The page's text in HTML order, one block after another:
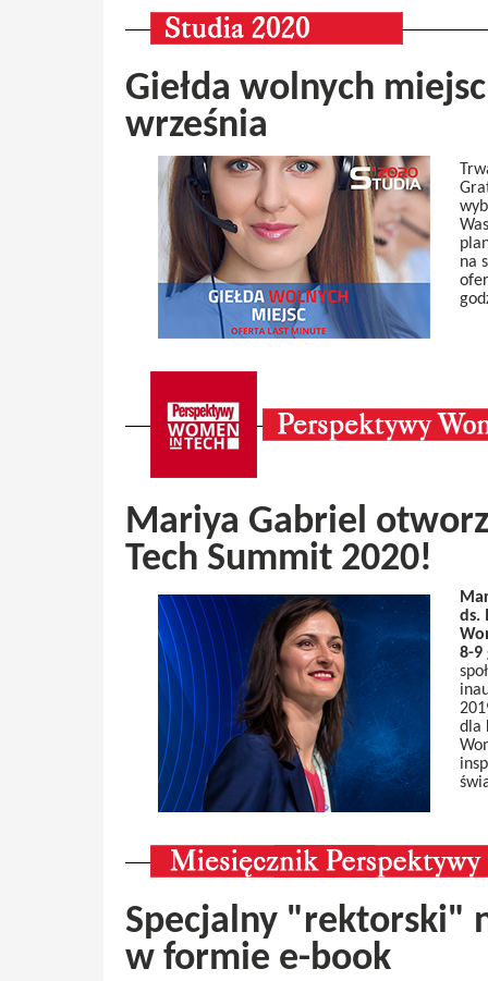
Giełda wolnych
września
na
Mariya Gabriel
Tech Summit 2020!
ds.
8-9
dla
Specjalny "rektorski"
w formie e-book